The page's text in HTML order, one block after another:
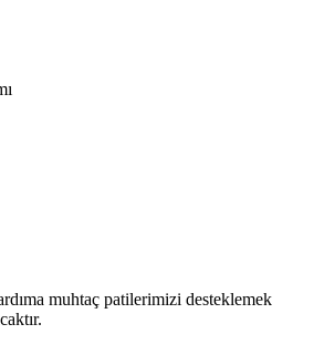
muhtaç patilerimizi desteklemek